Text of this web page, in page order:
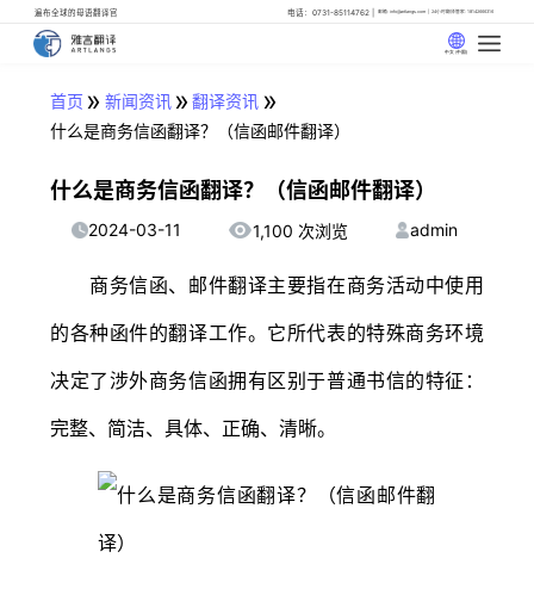
遍布全球的母语翻译官 电话：0731-85114762 邮箱: info@artlangs.com 24小时翻译管家: 18142666316
中文 (中国)
首页 » 新闻资讯» 翻译资讯 »
什么是商务信函翻译？（信函邮件翻译）
什么是商务信函翻译？（信函邮件翻译）
2024-03-11 1,100 次浏览 admin
商务信函、邮件翻译主要指在商务活动中使用
的各种函件的翻译工作。它所代表的特殊商务环境
决定了涉外商务信函拥有区别于普通书信的特征：
完整、简洁、具体、正确、清晰。